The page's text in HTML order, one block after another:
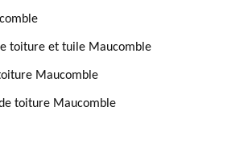
toiture et tuile Maucomble
Maucomble
toiture Maucomble